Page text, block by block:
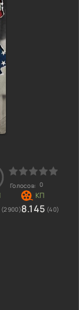
Голосов: 0
(2900)8.145 (40)